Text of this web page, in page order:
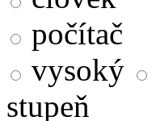
počítač
vysoký
stupeň